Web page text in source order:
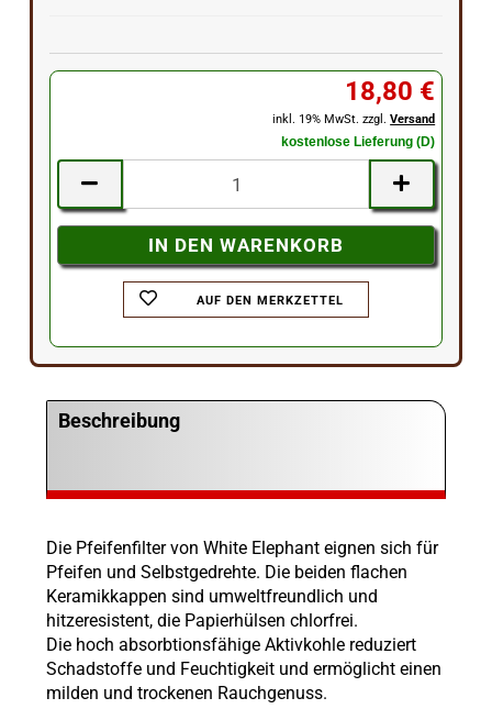
18,80 €
inkl. 19% MwSt. zzgl.Versand
kostenlose Lieferung (D)
AUF DEN MERKZETTEL
Beschreibung
Die Pfeifenfilter von White Elephant eignen sich für
Pfeifen und Selbstgedrehte. Die beiden flachen
Keramikkappen sind umweltfreundlich und
hitzeresistent, die Papierhülsen chlorfrei.
Die hoch absorbtionsfähige Aktivkohle reduziert
Schadstoffe und Feuchtigkeit und ermöglicht einen
milden und trockenen Rauchgenuss.